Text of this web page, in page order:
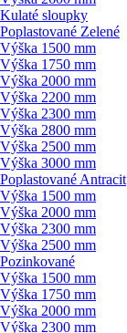
Kulaté sloupky
Poplastované Zelené
Výška 1500 mm
Výška 1750 mm
Výška 2000 mm
Výška 2200 mm
Výška 2300 mm
Výška 2800 mm
Výška 2500 mm
Výška 3000 mm
Poplastované Antracit
Výška 1500 mm
Výška 2000 mm
Výška 2300 mm
Výška 2500 mm
Pozinkované
Výška 1500 mm
Výška 1750 mm
Výška 2000 mm
Výška 2300 mm